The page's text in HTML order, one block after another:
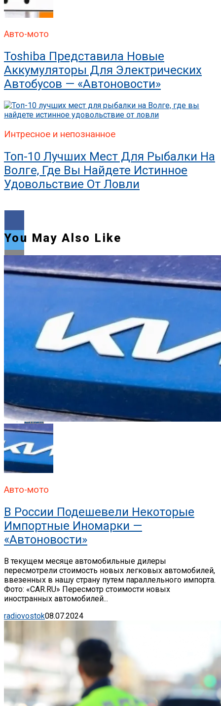
Авто-мото
Toshiba Представила Новые
Аккумуляторы Для Электрических
Автобусов — «Автоновости»
Интресное и непознанное
Топ-10 Лучших Мест Для Рыбалки На
Волге, Где Вы Найдете Истинное
Удовольствие От Ловли
Flipboard
Pinterest
Whatsapp
Email
You May Also Like
Авто-мото
В России Подешевели Некоторые
Импортные Иномарки —
«Автоновости»
В текущем месяце автомобильные дилеры
пересмотрели стоимость новых легковых автомобилей,
ввезенных в нашу страну путем параллельного импорта.
Фото: «CAR.RU» Пересмотр стоимости новых
иностранных автомобилей...
radiovostok08.07.2024